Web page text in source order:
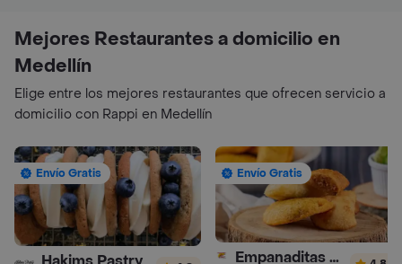
Mejores Restaurantes a domicilio en
Medellín
Elige entre los mejores restaurantes que ofrecen servicio a
domicilio con Rappi en Medellín
Envío Gratis Envío Gratis
Empanaditas de Pipian - Empanadas